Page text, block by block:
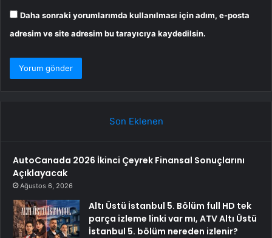
Daha sonraki yorumlarımda kullanılması için adım, e-posta
adresim ve site adresim bu tarayıcıya kaydedilsin.
Son Eklenen
AutoCanada 2026 İkinci Çeyrek Finansal Sonuçlarını
Açıklayacak
Ağustos 6, 2026
Altı Üstü İstanbul 5. Bölüm full HD tek
parça izleme linki var mı, ATV Altı Üstü
İstanbul 5. bölüm nereden izlenir?